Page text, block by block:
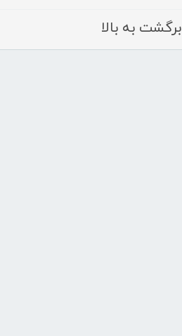
برگشت به بالا